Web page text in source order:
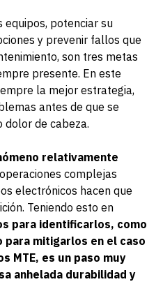
equipos, potenciar su
y prevenir fallos que
son tres metas
presente. En este
la mejor estrategia,
antes de que se
dolor de cabeza.
relativamente
complejas
electrónicos hacen que
Teniendo esto en
para identificarlos, como
para mitigarlos en el caso
MTE, es un paso muy
anhelada durabilidad y